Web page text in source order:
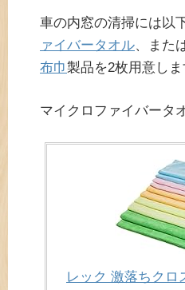
車の内窓の清掃には以
ァイバータオル、また
布巾製品を2枚用意しま
マイクロファイバータ
レック 激落ちクロ